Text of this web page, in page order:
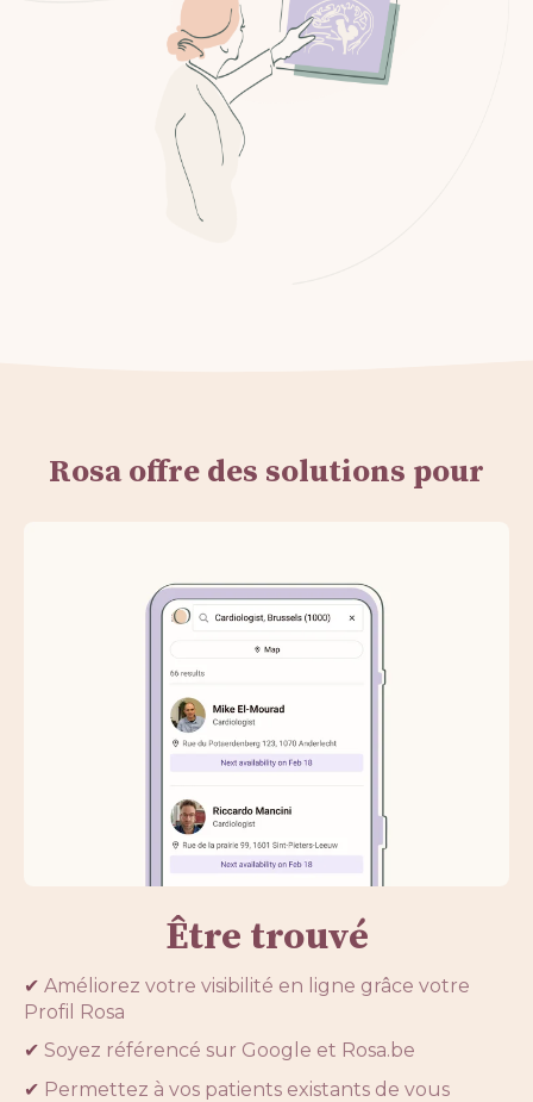
Rosa offre des solutions pour
Être trouvé
✔ Améliorez votre visibilité en ligne grâce votre
Profil Rosa
✔ Soyez référencé sur Google et Rosa.be
✔ Permettez à vos patients existants de vous